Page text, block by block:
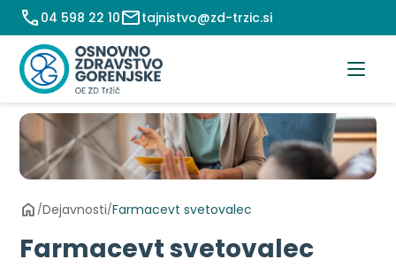
Preskoči
na
vsebino
04 598 22 10 tajnistvo@zd-trzic.si
/Dejavnosti/Farmacevt svetovalec
Farmacevt svetovalec